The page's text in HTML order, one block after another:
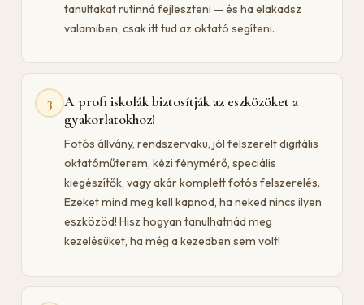
tanultakat rutinná fejleszteni — és ha elakadsz
valamiben, csak itt tud az oktató segíteni.
3
A profi iskolák biztosítják az eszközöket a
gyakorlatokhoz!
Fotós állvány, rendszervaku, jól felszerelt digitális
oktatóműterem, kézi fénymérő, speciális
kiegészítők, vagy akár komplett fotós felszerelés.
Ezeket mind meg kell kapnod, ha neked nincs ilyen
eszközöd! Hisz hogyan tanulhatnád meg
kezelésüket, ha még a kezedben sem volt!